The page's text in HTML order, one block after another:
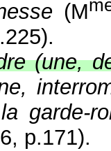
(M
(une,
garde-
, p.171).